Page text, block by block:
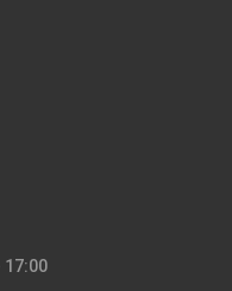
17:00